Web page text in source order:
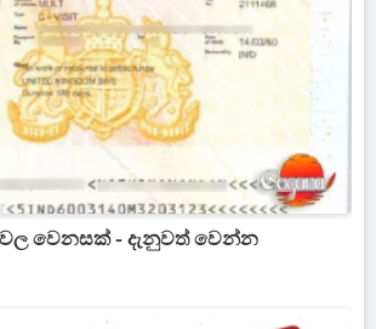
වෙනසක් - දැනුවත් වෙන්න